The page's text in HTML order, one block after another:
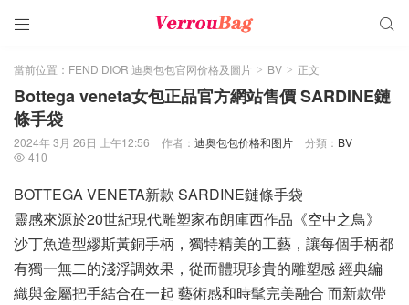
 
當前位置： FEND DIOR 迪奥包包官网价格及圖片 > BV > 正文
Bottega veneta女包正品官方網站售價 SARDINE鏈
條手袋
2024年 3月 26日 上午12:56 作者： 迪奥包包价格和图片 分類： BV
 410
BOTTEGA VENETA新款 SARDINE鏈條手袋
靈感來源於20世紀現代雕塑家布朗庫西作品《空中之鳥》
沙丁魚造型繆斯黃銅手柄，獨特精美的工藝，讓每個手柄都
有獨一無二的淺浮調效果，從而體現珍貴的雕塑感 經典編
織與金屬把手結合在一起 藝術感和時髦完美融合 而新款帶